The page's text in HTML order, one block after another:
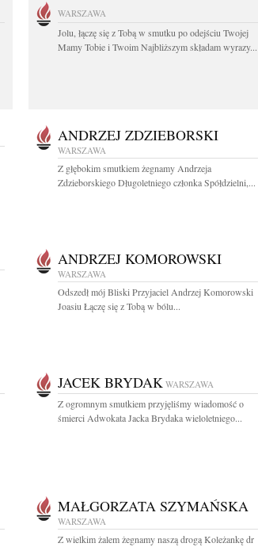
WARSZAWA
Jolu, łączę się z Tobą w smutku po odejściu Twojej
Mamy Tobie i Twoim Najbliższym składam wyrazy...
ANDRZEJ ZDZIEBORSKI
WARSZAWA
Z głębokim smutkiem żegnamy Andrzeja
Zdzieborskiego Długoletniego członka Spółdzielni,...
ANDRZEJ KOMOROWSKI
WARSZAWA
Odszedł mój Bliski Przyjaciel Andrzej Komorowski
Joasiu Łączę się z Tobą w bólu...
JACEK BRYDAK WARSZAWA
Z ogromnym smutkiem przyjęliśmy wiadomość o
śmierci Adwokata Jacka Brydaka wieloletniego...
MAŁGORZATA SZYMAŃSKA
WARSZAWA
Z wielkim żalem żegnamy naszą drogą Koleżankę dr